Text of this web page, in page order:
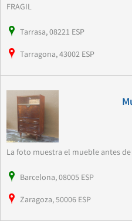
FRAGIL
Tarrasa, 08221 ESP
Tarragona, 43002 ESP
La foto muestra el mueble antes
Barcelona, 08005 ESP
Zaragoza, 50006 ESP